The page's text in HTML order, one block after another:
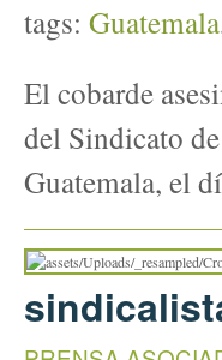
tags: Guatemala
El cobarde
del Sindicato
Guatemala, el